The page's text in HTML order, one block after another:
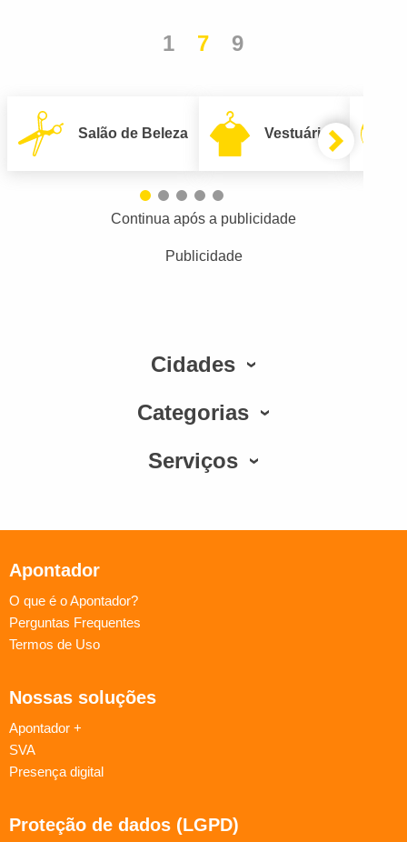
1 7 9
Salão de Beleza Vestuário
Continua após a publicidade
Publicidade
Cidades
Categorias
Serviços
Apontador
O que é o Apontador?
Perguntas Frequentes
Termos de Uso
Nossas soluções
Apontador +
SVA
Presença digital
Proteção de dados (LGPD)